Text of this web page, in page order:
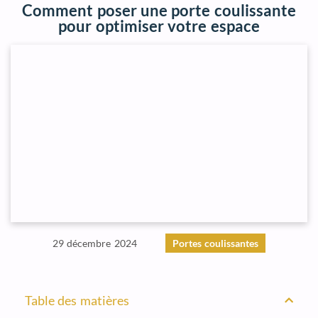
Comment poser une porte coulissante
pour optimiser votre espace
29 décembre 2024 Portes coulissantes
Table des matières